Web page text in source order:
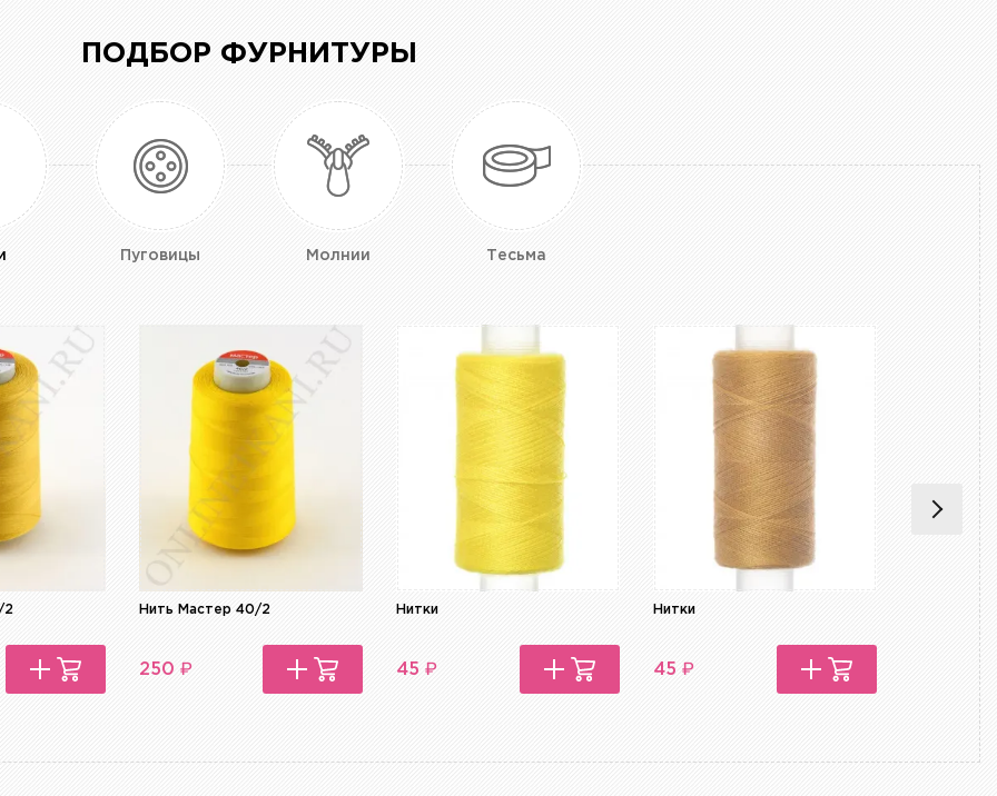
ПОДБОР ФУРНИТУРЫ
Пуговицы Молнии Тесьма
2 Нить Мастер 40/2
250 ₽
Нитки
45 ₽
Нитки
45 ₽